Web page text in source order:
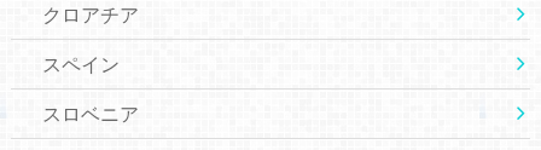
クロアチア
スペイン
スロベニア